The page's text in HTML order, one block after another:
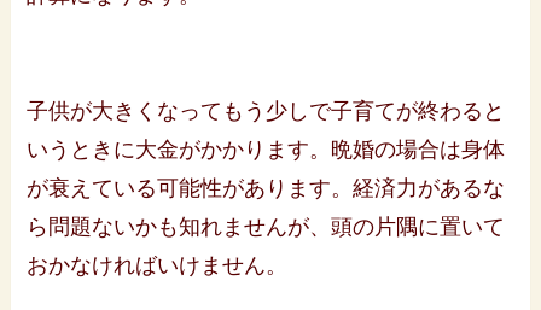
子供が大きくなってもう少しで子育てが終わると
いうときに大金がかかります。晩婚の場合は身体
が衰えている可能性があります。経済力があるな
ら問題ないかも知れませんが、頭の片隅に置いて
おかなければいけません。